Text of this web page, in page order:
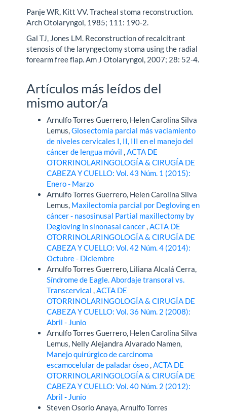
Panje WR, Kitt VV. Tracheal stoma reconstruction.
Arch Otolaryngol, 1985; 111: 190-2.
Gal TJ, Jones LM. Reconstruction of recalcitrant
stenosis of the laryngectomy stoma using the radial
forearm free flap. Am J Otolaryngol, 2007; 28: 52-4.
Artículos más leídos del
mismo autor/a
Arnulfo Torres Guerrero, Helen Carolina Silva
Lemus,Glosectomia parcial más vaciamiento
de niveles cervicales I, II, III en el manejo del
cáncer de lengua móvil,ACTA DE
OTORRINOLARINGOLOGÍA & CIRUGÍA DE
CABEZA Y CUELLO: Vol. 43 Núm. 1 (2015):
Enero - Marzo
Arnulfo Torres Guerrero, Helen Carolina Silva
Lemus, Maxilectomia parcial por Degloving en
cáncer - nasosinusal Partial maxillectomy by
Degloving in sinonasal cancer,ACTA DE
OTORRINOLARINGOLOGÍA & CIRUGÍA DE
CABEZA Y CUELLO: Vol. 42 Núm. 4 (2014):
Octubre - Diciembre
Arnulfo Torres Guerrero, Liliana Alcalá Cerra,
Síndrome de Eagle. Abordaje transoral vs.
Transcervical,ACTA DE
OTORRINOLARINGOLOGÍA & CIRUGÍA DE
CABEZA Y CUELLO: Vol. 36 Núm. 2 (2008):
Abril - Junio
Arnulfo Torres Guerrero, Helen Carolina Silva
Lemus, Nelly Alejandra Alvarado Namen,
Manejo quirúrgico de carcinoma
escamocelular de paladar óseo,ACTA DE
OTORRINOLARINGOLOGÍA & CIRUGÍA DE
CABEZA Y CUELLO: Vol. 40 Núm. 2 (2012):
Abril - Junio
Steven Osorio Anaya, Arnulfo Torres